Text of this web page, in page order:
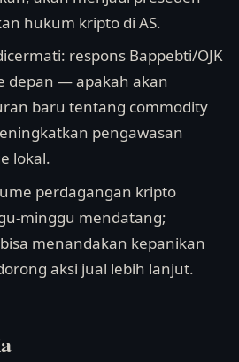
hukum kripto di AS.
respons Bappebti/OJK
depan — apakah akan
baru tentang commodity
pengawasan
lokal.
perdagangan kripto
minggu mendatang;
menandakan kepanikan
aksi jual lebih lanjut.